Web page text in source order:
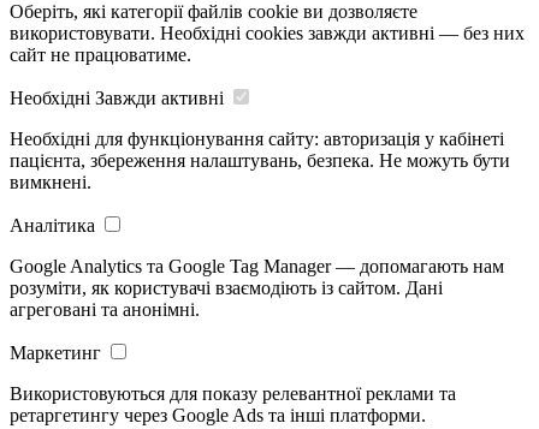
Оберіть, які категорії файлів cookie ви дозволяєте
використовувати. Необхідні cookies завжди активні — без них
сайт не працюватиме.
Необхідні Завжди активні
Необхідні для функціонування сайту: авторизація у кабінеті
пацієнта, збереження налаштувань, безпека. Не можуть бути
вимкнені.
Аналітика
Google Analytics та Google Tag Manager — допомагають нам
розуміти, як користувачі взаємодіють із сайтом. Дані
агреговані та анонімні.
Маркетинг
Використовуються для показу релевантної реклами та
ретаргетингу через Google Ads та інші платформи.